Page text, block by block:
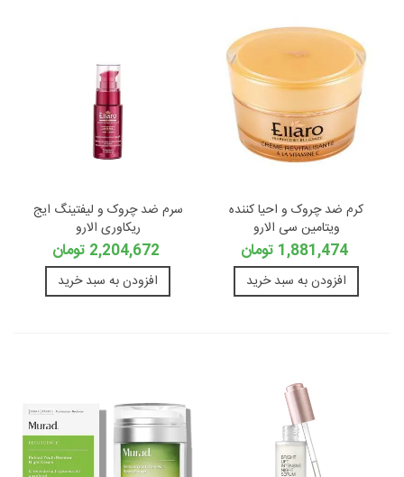
کرم ضد چروک و احیا کننده
ویتامین سی الارو
1,881,474 تومان
افزودن به سبد خرید
سرم ضد چروک و لیفتینگ ایج
ریکاوری الارو
2,204,672 تومان
افزودن به سبد خرید